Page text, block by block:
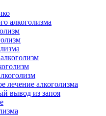
алкоголизма
лечение алкоголизма
вывод из запоя